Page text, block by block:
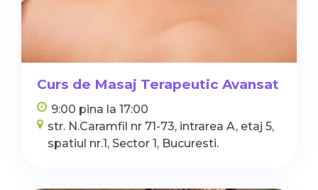
Curs de Masaj Terapeutic Avansat
9:00 pina la 17:00
str. N.Caramfil nr 71-73, intrarea A, etaj 5,
spatiul nr.1, Sector 1, Bucuresti.